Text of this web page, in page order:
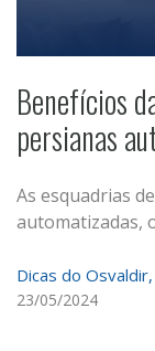
Benefícios
persianas
As esquadrias
automatizadas,
Dicas do Osvaldir
23/05/2024